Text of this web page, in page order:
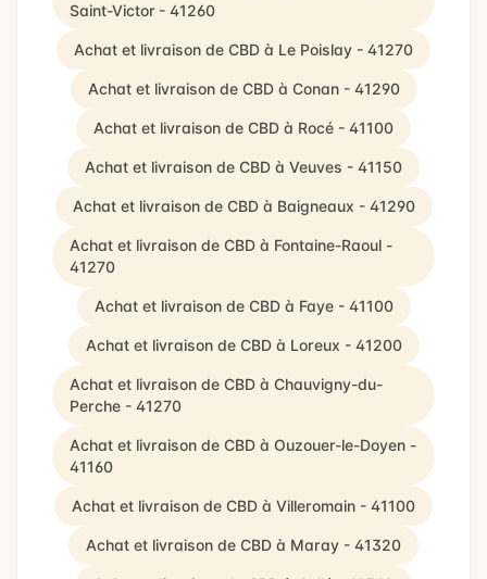
Saint-Victor - 41260
Achat et livraison de CBD à Le Poislay - 41270
Achat et livraison de CBD à Conan - 41290
Achat et livraison de CBD à Rocé - 41100
Achat et livraison de CBD à Veuves - 41150
Achat et livraison de CBD à Baigneaux - 41290
Achat et livraison de CBD à Fontaine-Raoul -
41270
Achat et livraison de CBD à Faye - 41100
Achat et livraison de CBD à Loreux - 41200
Achat et livraison de CBD à Chauvigny-du-
Perche - 41270
Achat et livraison de CBD à Ouzouer-le-Doyen -
41160
Achat et livraison de CBD à Villeromain - 41100
Achat et livraison de CBD à Maray - 41320